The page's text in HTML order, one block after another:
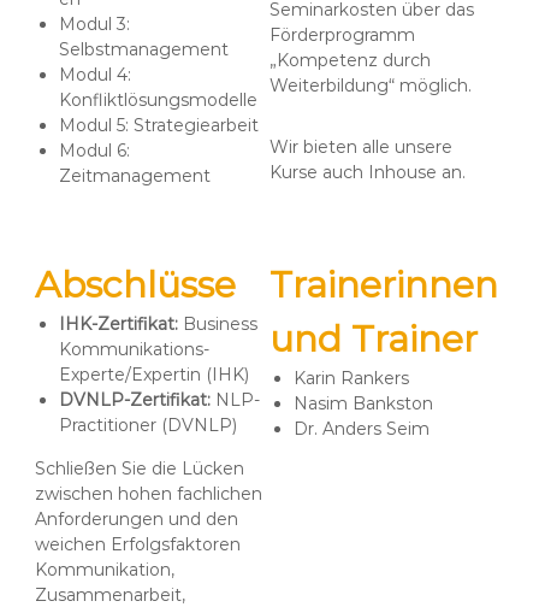
Modul 3:
Selbstmanagement
Modul 4:
Konfliktlösungsmodelle
Modul 5: Strategiearbeit
Modul 6:
Zeitmanagement
Seminarkosten über das
Förderprogramm
„Kompetenz durch
Weiterbildung“ möglich.
Wir bieten alle unsere
Kurse auch Inhouse an.
Abschlüsse
IHK-Zertifikat:Business
Kommunikations-
Experte/Expertin (IHK)
DVNLP-Zertifikat:NLP-
Practitioner (DVNLP)
Schließen Sie die Lücken
zwischen hohen fachlichen
Anforderungen und den
weichen Erfolgsfaktoren
Kommunikation,
Zusammenarbeit,
Trainerinnen
und Trainer
Karin Rankers
Nasim Bankston
Dr. Anders Seim